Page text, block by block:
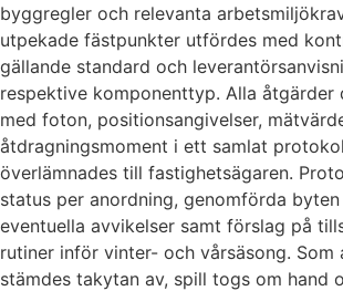
byggregler och relevanta
utpekade fästpunkter utfördes med
gällande standard och
respektive komponenttyp. Alla åtgärder
med foton, positionsangivelser,
åtdragningsmoment i ett samlat
överlämnades till fastighetsägaren.
status per anordning, genomförda
eventuella avvikelser samt förslag på
rutiner inför vinter- och vårsäsong. Som
stämdes takytan av, spill togs om hand